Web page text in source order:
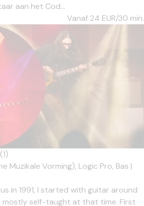
aan het Cod...
Vanaf 24 EUR/30 min.
(1)
Muzikale Vorming), Logic Pro, Bas |
in 1991, I started with guitar around
mostly self-taught at that time. First